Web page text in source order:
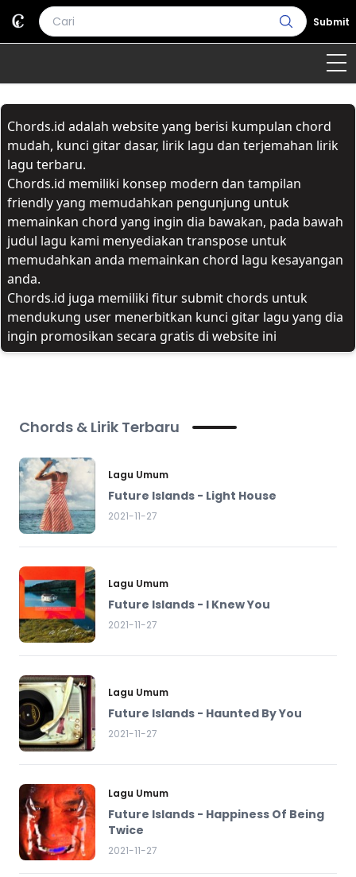
Submit
Home
Genre Country Bahasa Daerah
Lagu Umum
Terjemahan
Daftar Isi
Chords.id adalah website yang berisi kumpulan chord
mudah, kunci gitar dasar, lirik lagu dan terjemahan lirik
lagu terbaru.
Chords.id memiliki konsep modern dan tampilan
friendly yang memudahkan pengunjung untuk
memainkan chord yang ingin dia bawakan, pada bawah
judul lagu kami menyediakan transpose untuk
memudahkan anda memainkan chord lagu kesayangan
anda.
Chords.id juga memiliki fitur submit chords untuk
mendukung user menerbitkan kunci gitar lagu yang dia
ingin promosikan secara gratis di website ini
Chords & Lirik Terbaru
Lagu Umum
Future Islands - Light House
2021-11-27
Lagu Umum
Future Islands - I Knew You
2021-11-27
Lagu Umum
Future Islands - Haunted By You
2021-11-27
Lagu Umum
Future Islands - Happiness Of Being
Twice
2021-11-27